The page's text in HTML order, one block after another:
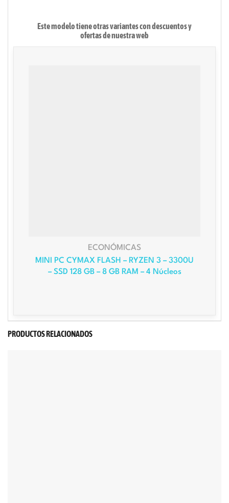
Este modelo tiene otras variantes con descuentos y
ofertas denuestra web
ECONÓMICAS
MINI PC CYMAX FLASH – RYZEN 3 – 3300U
– SSD 128 GB – 8 GB RAM – 4 Núcleos
PRODUCTOS RELACIONADOS